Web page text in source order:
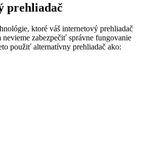
prehliadač
ktoré váš internetový prehliadač
nevieme zabezpečiť správne fungovanie
použiť alternatívny prehliadač ako: